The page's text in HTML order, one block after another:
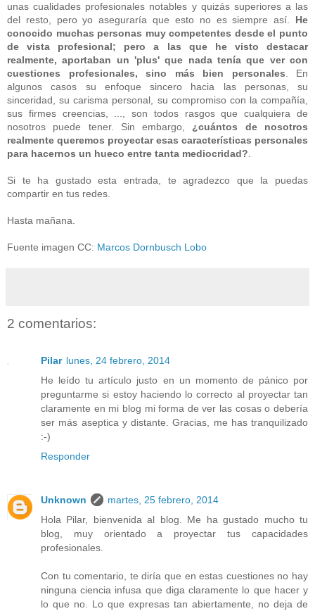
unas cualidades profesionales notables y quizás superiores a las
del resto, pero yo aseguraría que esto no es siempre así. He
conocido muchas personas muy competentes desde el punto
de vista profesional; pero a las que he visto destacar
realmente, aportaban un 'plus' que nada tenía que ver con
cuestiones profesionales, sino más bien personales . En
algunos casos su enfoque sincero hacia las personas, su
sinceridad, su carisma personal, su compromiso con la compañía,
sus firmes creencias, ..., son todos rasgos que cualquiera de
nosotros puede tener. Sin embargo, ¿cuántos de nosotros
realmente queremos proyectar esas características personales
para hacernos un hueco entre tanta mediocridad?
Si te ha gustado esta entrada, te agradezco que la puedas
compartir en tus redes.
Hasta mañana.
Fuente imagen CC: Marcos Dornbusch Lobo
2 comentarios:
Pilar lunes, 24 febrero, 2014
He leído tu artículo justo en un momento de pánico por
preguntarme si estoy haciendo lo correcto al proyectar tan
claramente en mi blog mi forma de ver las cosas o debería
ser más aseptica y distante. Gracias, me has tranquilizado
:-)
Responder
Unknown
martes, 25 febrero, 2014
Hola Pilar, bienvenida al blog. Me ha gustado mucho tu
blog, muy orientado a proyectar tus capacidades
profesionales.
Con tu comentario, te diría que en estas cuestiones no hay
ninguna ciencia infusa que diga claramente lo que hacer y
lo que no. Lo que expresas tan abiertamente, no deja de